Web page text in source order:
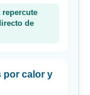
repercute
de
por calor y